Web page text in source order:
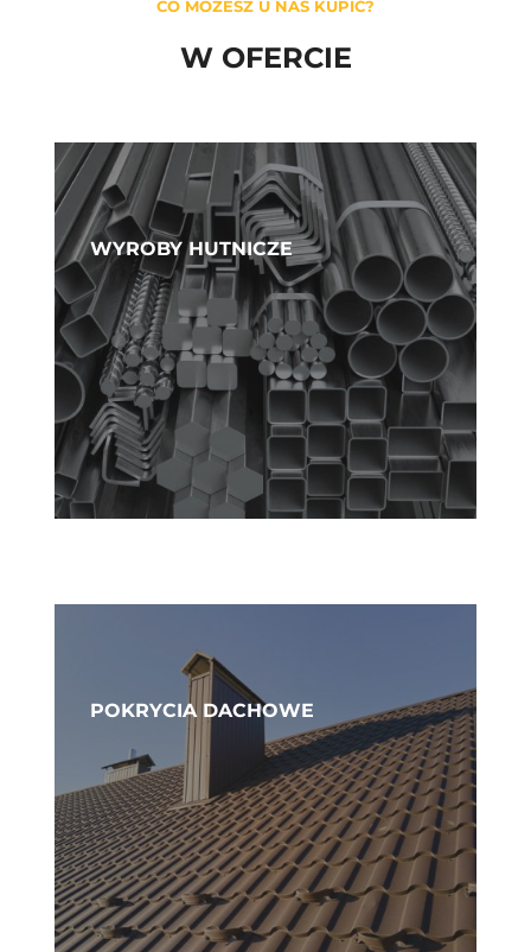
CO MOŻESZ U NAS KUPIĆ?
W OFERCIE
WYROBY HUTNICZE
POKRYCIA DACHOWE